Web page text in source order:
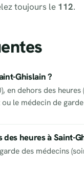
toujours le 112.
Ghislain ?
en dehors des
le médecin de
heures à Saint-
des médecins